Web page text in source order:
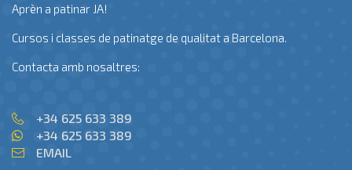
Aprèn a patinar JA!
Cursos i classes de patinatge de qualitat a Barcelona.
Contacta amb nosaltres:
+34 625 633 389
+34 625 633 389
EMAIL